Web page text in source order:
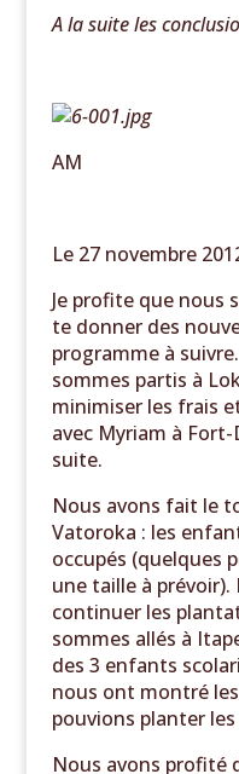
A la suite les
AM
Le 27 novembre
Je profite que nous
te donner des
programme à
sommes partis à
minimiser les frais
avec Myriam à
suite.
Nous avons fait le
Vatoroka : les
occupés (quelques
une taille à
continuer les
sommes allés à
des 3 enfants
nous ont montré
pouvions planter les
Nous avons profité